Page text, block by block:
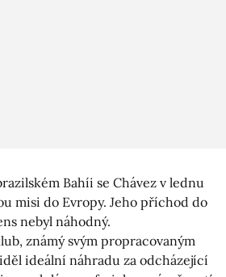
Bahíi se Chávez v lednu
misi do Evropy. Jeho příchod do
nebyl náhodný.
známý svým propracovaným
ideální náhradu za odcházející